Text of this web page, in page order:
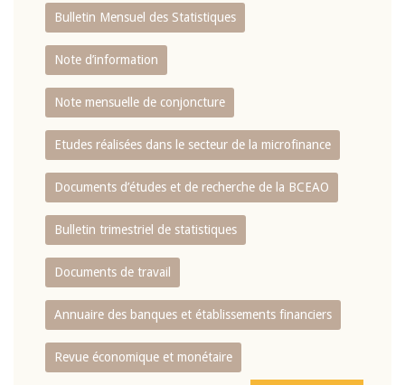
Bulletin Mensuel des Statistiques
Note d’information
Note mensuelle de conjoncture
Etudes réalisées dans le secteur de la microfinance
Documents d’études et de recherche de la BCEAO
Bulletin trimestriel de statistiques
Documents de travail
Annuaire des banques et établissements financiers
Revue économique et monétaire